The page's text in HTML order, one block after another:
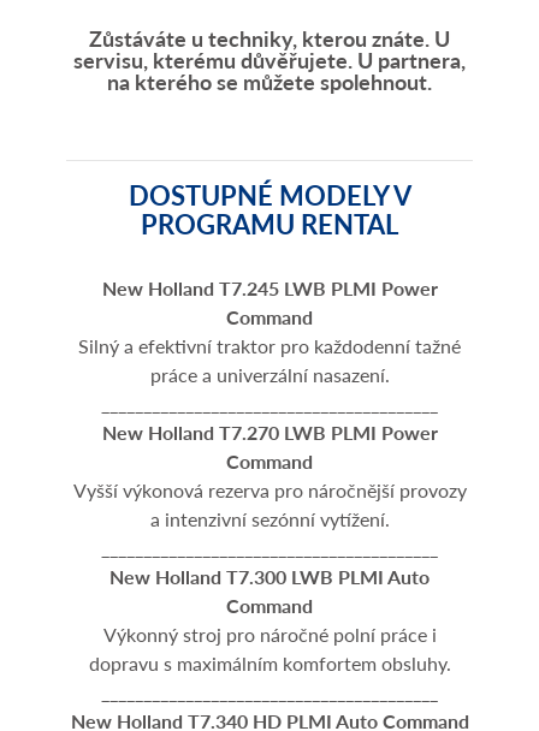
Zůstáváte u techniky, kterou znáte. U
servisu, kterému důvěřujete. U partnera,
na kterého se můžete spolehnout.
DOSTUPNÉ MODELY V
PROGRAMU RENTAL
New Holland T7.245 LWB PLMI Power
Command
​Silný a efektivní traktor pro každodenní tažné
práce a univerzální nasazení.
New Holland T7.270 LWB PLMI Power
Command
Vyšší výkonová rezerva pro náročnější provozy
a intenzivní sezónní vytížení.
New Holland T7.300 LWB PLMI Auto
Command
Výkonný stroj pro náročné polní práce i
dopravu s maximálním komfortem obsluhy.
New Holland T7.340 HD PLMI Auto Command